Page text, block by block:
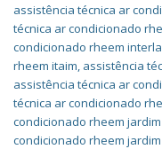
assistência técnica ar
técnica ar condicionado
condicionado rheem
rheem itaim, assistência
assistência técnica ar
técnica ar condicionado
condicionado rheem
condicionado rheem